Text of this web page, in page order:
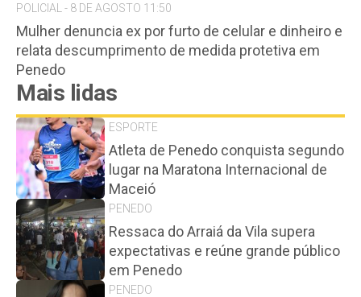
POLICIAL - 8 DE AGOSTO 11:50
Mulher denuncia ex por furto de celular e dinheiro e
relata descumprimento de medida protetiva em
Penedo
Mais lidas
ESPORTE
Atleta de Penedo conquista segundo
lugar na Maratona Internacional de
Maceió
PENEDO
Ressaca do Arraiá da Vila supera
expectativas e reúne grande público
em Penedo
PENEDO